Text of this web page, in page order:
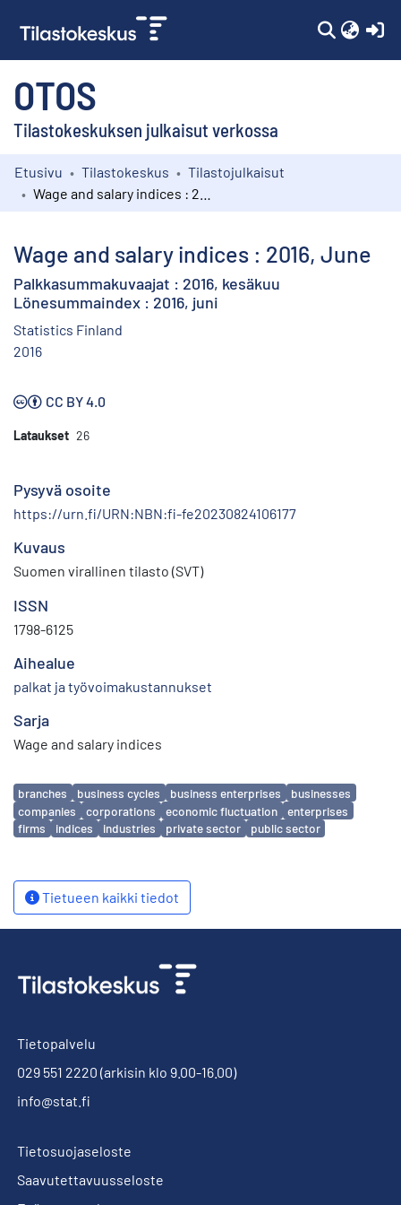
OTOS
Tilastokeskuksen julkaisut verkossa
Kokoelmat
Etusivu Tilastokeskus
Tilastojulkaisut
Wage and salary indices : 2016, June
Palkkasummakuvaajat : 2016, kesäkuu
Lönesummaindex : 2016, juni
Statistics Finland
2016
CC BY 4.0
Lataukset 26
Pysyvä osoite
https://urn.fi/URN:NBN:fi-fe20230824106177
Kuvaus
Suomen virallinen tilasto (SVT)
ISSN
1798-6125
Aihealue
palkat ja työvoimakustannukset
Sarja
Wage and salary indices
Avainsanat
branches business cycles business enterprises
businesses
companies
corporations economic fluctuation
enterprises
firms
indices industries private sector public sector
Tietueen kaikki tiedot
Tietopalvelu
029 551 2220 (arkisin klo 9.00-16.00)
info@stat.fi
Tietosuojaseloste
Saavutettavuusseloste